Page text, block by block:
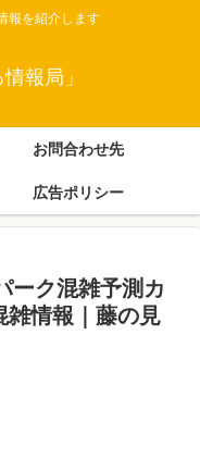
報を紹介します
報局」
お問合わせ先
広告ポリシー
ーク混雑予測カ
雑情報｜藤の見